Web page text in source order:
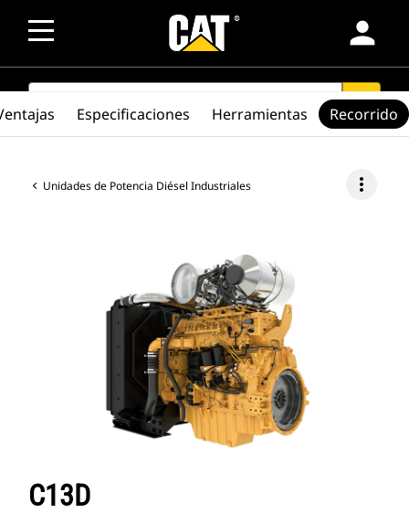
person
SEARCH search
Unidades de Potencia Diésel Industriales more_vert
C13D
Especificaciones Herramientas Recorrido